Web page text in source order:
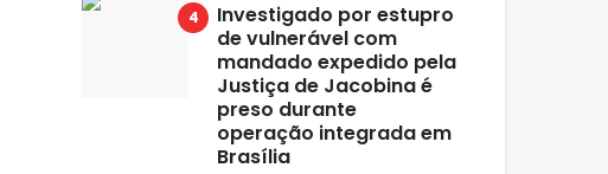
Investigado por estupro
de vulnerável com
mandado expedido pela
Justiça de Jacobina é
preso durante
operação integrada em
Brasília